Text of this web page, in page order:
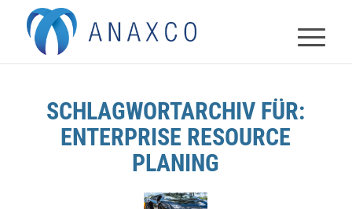
SCHLAGWORTARCHIV FÜR:
ENTERPRISE RESOURCE
PLANING